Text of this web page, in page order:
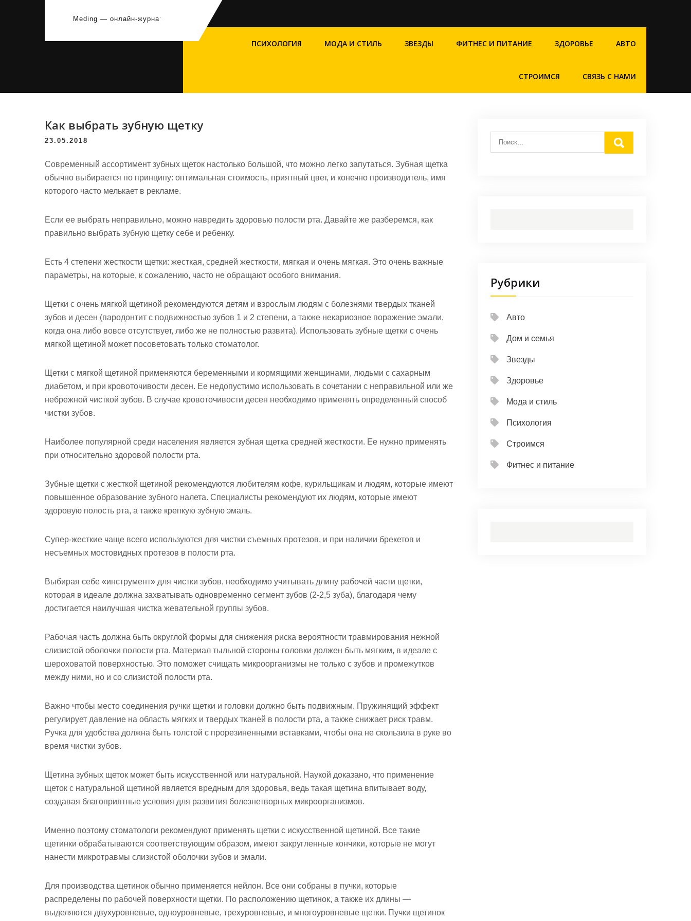
Meding — онлайн-журнал
ПСИХОЛОГИЯ МОДА И СТИЛЬ ЗВЕЗДЫ ФИТНЕС И ПИТАНИЕ ЗДОРОВЬЕ АВТО
СТРОИМСЯ СВЯЗЬ С НАМИ
Как выбрать зубную щетку
23.05.2018
Современный ассортимент зубных щеток настолько большой, что можно легко запутаться. Зубная щетка
обычно выбирается по принципу: оптимальная стоимость, приятный цвет, и конечно производитель, имя
которого часто мелькает в рекламе.
Если ее выбрать неправильно, можно навредить здоровью полости рта. Давайте же разберемся, как
правильно выбрать зубную щетку себе и ребенку.
Есть 4 степени жесткости щетки: жесткая, средней жесткости, мягкая и очень мягкая. Это очень важные
параметры, на которые, к сожалению, часто не обращают особого внимания.
Щетки с очень мягкой щетиной рекомендуются детям и взрослым людям с болезнями твердых тканей
зубов и десен (пародонтит с подвижностью зубов 1 и 2 степени, а также некариозное поражение эмали,
когда она либо вовсе отсутствует, либо же не полностью развита). Использовать зубные щетки с очень
мягкой щетиной может посоветовать только стоматолог.
Щетки с мягкой щетиной применяются беременными и кормящими женщинами, людьми с сахарным
диабетом, и при кровоточивости десен. Ее недопустимо использовать в сочетании с неправильной или же
небрежной чисткой зубов. В случае кровоточивости десен необходимо применять определенный способ
чистки зубов.
Наиболее популярной среди населения является зубная щетка средней жесткости. Ее нужно применять
при относительно здоровой полости рта.
Зубные щетки с жесткой щетиной рекомендуются любителям кофе, курильщикам и людям, которые имеют
повышенное образование зубного налета. Специалисты рекомендуют их людям, которые имеют
здоровую полость рта, а также крепкую зубную эмаль.
Супер-жесткие чаще всего используются для чистки съемных протезов, и при наличии брекетов и
несъемных мостовидных протезов в полости рта.
Выбирая себе «инструмент» для чистки зубов, необходимо учитывать длину рабочей части щетки,
которая в идеале должна захватывать одновременно сегмент зубов (2-2,5 зуба), благодаря чему
достигается наилучшая чистка жевательной группы зубов.
Рабочая часть должна быть округлой формы для снижения риска вероятности травмирования нежной
слизистой оболочки полости рта. Материал тыльной стороны головки должен быть мягким, в идеале с
шероховатой поверхностью. Это поможет счищать микроорганизмы не только с зубов и промежутков
между ними, но и со слизистой полости рта.
Важно чтобы место соединения ручки щетки и головки должно быть подвижным. Пружинящий эффект
регулирует давление на область мягких и твердых тканей в полости рта, а также снижает риск травм.
Ручка для удобства должна быть толстой с прорезиненными вставками, чтобы она не скользила в руке во
время чистки зубов.
Щетина зубных щеток может быть искусственной или натуральной. Наукой доказано, что применение
щеток c натуральной щетиной является вредным для здоровья, ведь такая щетина впитывает воду,
создавая благоприятные условия для развития болезнетворных микроорганизмов.
Именно поэтому стоматологи рекомендуют применять щетки с искусственной щетиной. Все такие
щетинки обрабатываются соответствующим образом, имеют закругленные кончики, которые не могут
нанести микротравмы слизистой оболочки зубов и эмали.
Для производства щетинок обычно применяется нейлон. Все они собраны в пучки, которые
распределены по рабочей поверхности щетки. По расположению щетинок, а также их длины —
выделяются двухуровневые, одноуровневые, трехуровневые, и многоуровневые щетки. Пучки щетинок
Рубрики
Авто
Дом и семья
Звезды
Здоровье
Мода и стиль
Психология
Строимся
Фитнес и питание